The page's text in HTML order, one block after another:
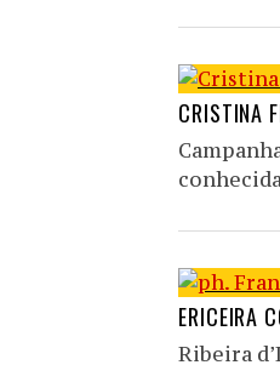
CRISTINA
ERICEIRA
Ribeira